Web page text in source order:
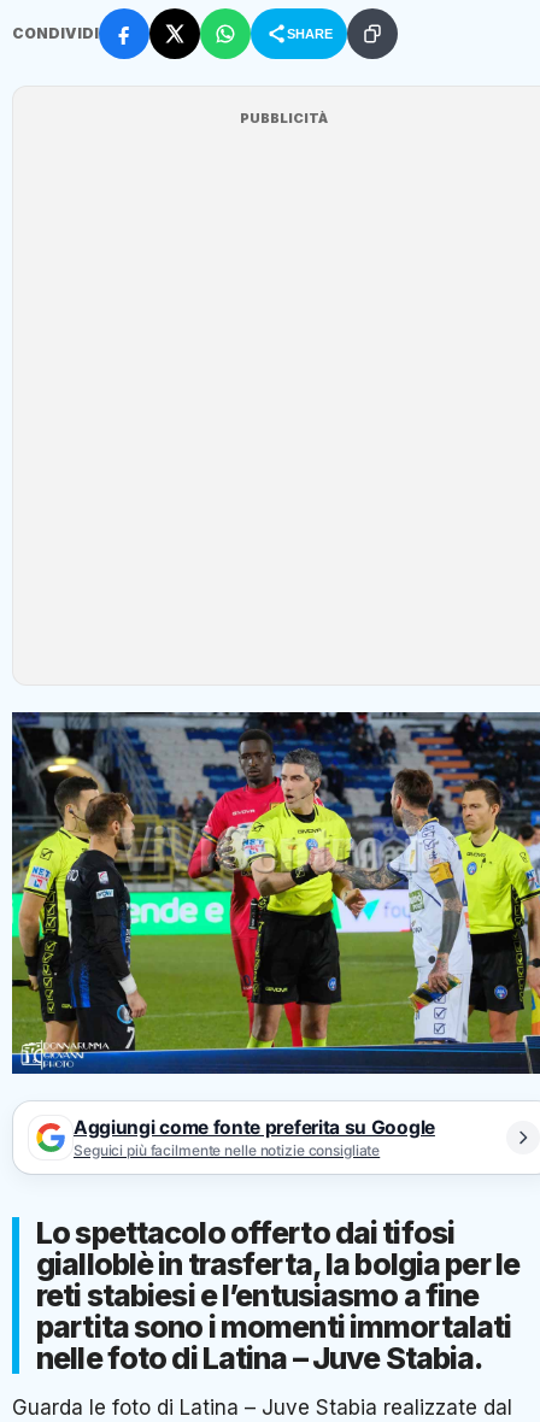
CONDIVIDI SHARE
PUBBLICITÀ
Aggiungi come fonte preferita su Google
Seguici più facilmente nelle notizie consigliate
Lo spettacolo offerto dai tifosi
gialloblè in trasferta, la bolgia per le
reti stabiesi e l’entusiasmo a fine
partita sono i momenti immortalati
nelle foto di Latina – Juve Stabia.
Guarda le foto di Latina – Juve Stabia realizzate dal